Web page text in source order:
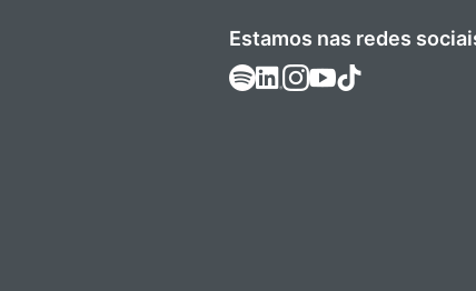
Estamos nas redes